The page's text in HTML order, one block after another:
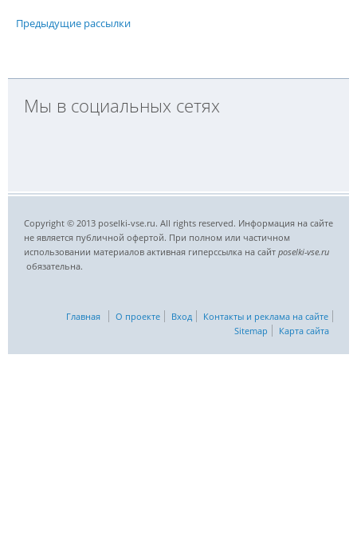
Предыдущие рассылки
Мы в социальных сетях
Copyright © 2013 poselki-vse.ru. All rights reserved. Информация на сайте
не является публичной офертой. При полном или частичном
использовании материалов активная гиперссылка на сайт poselki-vse.ru​
обязательна.
Главная О проекте Вход
Контакты и реклама на сайте
Sitemap
Карта сайта